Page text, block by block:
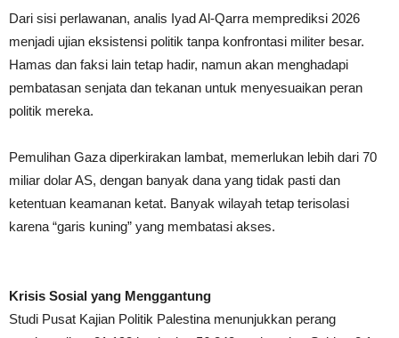
Dari sisi perlawanan, analis Iyad Al-Qarra memprediksi 2026
menjadi ujian eksistensi politik tanpa konfrontasi militer besar.
Hamas dan faksi lain tetap hadir, namun akan menghadapi
pembatasan senjata dan tekanan untuk menyesuaikan peran
politik mereka.
Pemulihan Gaza diperkirakan lambat, memerlukan lebih dari 70
miliar dolar AS, dengan banyak dana yang tidak pasti dan
ketentuan keamanan ketat. Banyak wilayah tetap terisolasi
karena “garis kuning” yang membatasi akses.
Krisis Sosial yang Menggantung
Studi Pusat Kajian Politik Palestina menunjukkan perang